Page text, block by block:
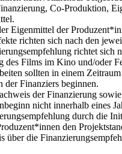
Co-Produktion,
Eigenmittel der
richten sich nach den
richtet sich
des Films im Kino und/oder
sollten in einem
der Finanziers beginnen.
der Finanzierung
nicht innerhalb eines
durch die
den
über die